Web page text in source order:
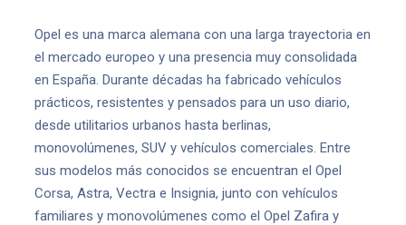
Opel es una marca alemana con una larga trayectoria en
el mercado europeo y una presencia muy consolidada
en España. Durante décadas ha fabricado vehículos
prácticos, resistentes y pensados para un uso diario,
desde utilitarios urbanos hasta berlinas,
monovolúmenes, SUV y vehículos comerciales. Entre
sus modelos más conocidos se encuentran el Opel
Corsa, Astra, Vectra e Insignia, junto con vehículos
familiares y monovolúmenes como el Opel Zafira y